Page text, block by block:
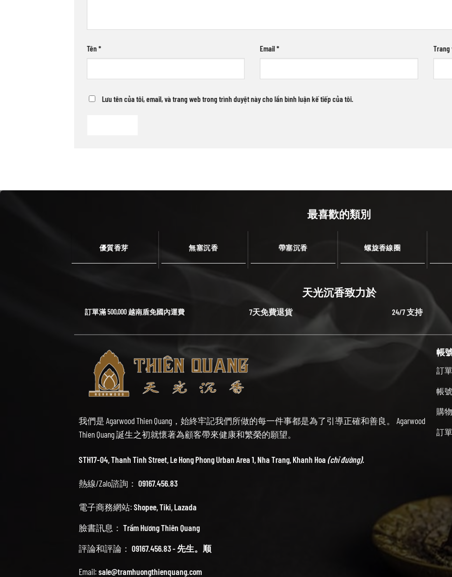
Tên* Email* Trang
Lưu tên của tôi, email, và trang web trong trình duyệt này cho lần bình luận kế tiếp của tôi.
最喜歡的類別
優質香芽 無塞沉香 帶塞沉香 螺旋香線圈
天光沉香致力於
訂單滿 500,000 越南盾免國內運費 7天免費退貨 24/7 支持
我們是 Agarwood Thien Quang，始終牢記我們所做的每一件事都是為了引導正確和善良。 Agarwood
Thien Quang 誕生之初就懷著為顧客帶來健康和繁榮的願望。
STH17-04, Thanh Tinh Street, Le Hong Phong Urban Area 1, Nha Trang, Khanh Hoa (chỉ đường).
熱線/Zalo諮詢： 09167.456.83
電子商務網站: Shopee, Tiki Lazada
臉書訊息： Trầm Hương Thiên Quang
評論和評論： 09167.456.83 - 先生。顺
Email: sale@tramhuongthienquang.com
帳
訂單
帳號
購
訂